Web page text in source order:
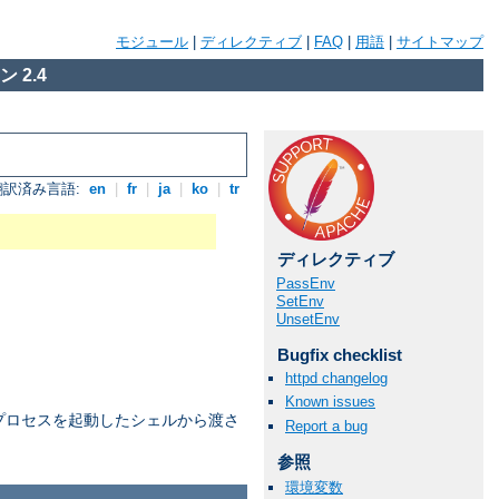
モジュール ディレクティブ FAQ 用語 サイトマップ
2.4
訳済み言語: en fr ja ko tr
セスを起動したシェルから渡さ
ディレクティブ
PassEnv
SetEnv
UnsetEnv
Bugfix checklist
httpd changelog
Known issues
Report a bug
参照
環境変数